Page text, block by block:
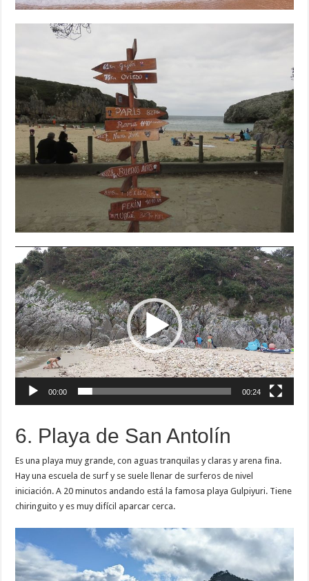
Reproductor
de
vídeo
00:00 00:24
6. Playa de San Antolín
Es una playa muy grande, con aguas tranquilas y claras y arena fina.
Hay una escuela de surf y se suele llenar de surferos de nivel
iniciación. A 20 minutos andando está la famosa playa Gulpiyuri. Tiene
chiringuito y es muy difícil aparcar cerca.